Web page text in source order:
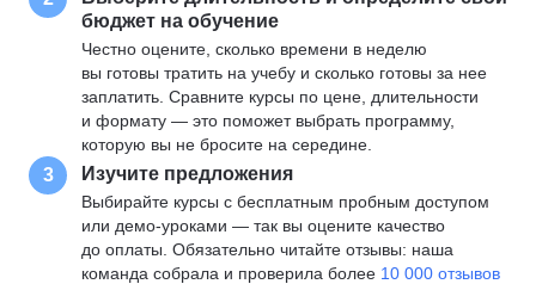
бюджет на обучение
Честно оцените, сколько времени в неделю
вы готовы тратить на учебу и сколько готовы за нее
заплатить. Сравните курсы по цене, длительности
и формату — это поможет выбрать программу,
которую вы не бросите на середине.
3 Изучите предложения
Выбирайте курсы с бесплатным пробным доступом
или демо-уроками — так вы оцените качество
до оплаты. Обязательно читайте отзывы: наша
команда собрала и проверила более 10 000 отзывов